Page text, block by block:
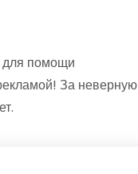
для помощи
За неверную